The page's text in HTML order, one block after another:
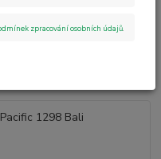
Pacific 1298
zpracování osobních údajů.